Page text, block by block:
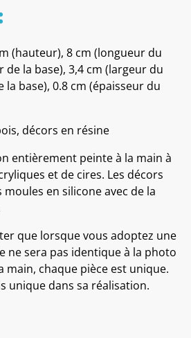
(hauteur), 8 cm (longueur du
de la base), 3,4 cm (largeur du
la base), 0.8 cm (épaisseur du
décors en résine
entièrement peinte à la main à
et de cires. Les décors
en silicone avec de la
que lorsque vous adoptez une
ne sera pas identique à la photo
main, chaque pièce est unique.
unique dans sa réalisation.